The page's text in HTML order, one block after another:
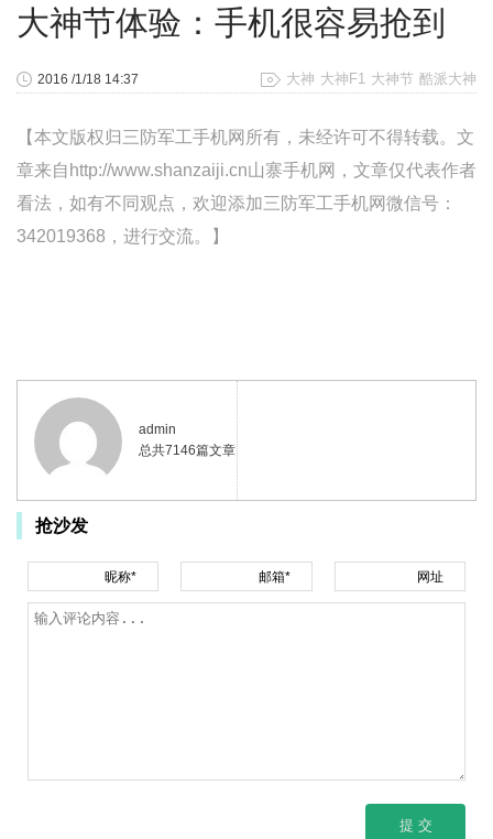
大神节体验：手机很容易抢到
大神 大神F1 大神节 酷派大神
2016 /1/18 14:37
【本文版权归三防军工手机网所有，未经许可不得转载。文
章来自http://www.shanzaiji.cn山寨手机网，文章仅代表作者
看法，如有不同观点，欢迎添加三防军工手机网微信号：
342019368，进行交流。】
admin
总共7146篇文章
抢沙发
昵称* 邮箱* 网址